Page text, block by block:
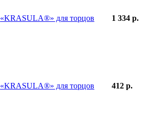
«KRASULA®» для торцов 1 334 р.
«KRASULA®» для торцов 412 р.